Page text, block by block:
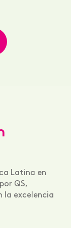
Latina en
QS,
la excelencia